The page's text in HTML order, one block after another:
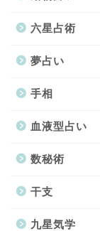
六星占術
夢占い
手相
血液型占い
数秘術
干支
九星気学